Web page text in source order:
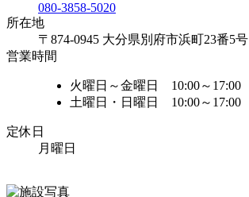
080-3858-5020
所在地
〒874-0945 大分県別府市浜町23番5号
営業時間
火曜日～金曜日 10:00～17:00
土曜日・日曜日 10:00～17:00
定休日
月曜日